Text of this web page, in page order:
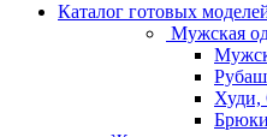
Каталог готовых
Мужская